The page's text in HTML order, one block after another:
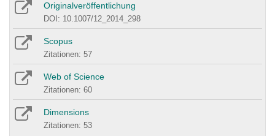
Originalveröffentlichung
DOI: 10.1007/12_2014_298
Scopus
Zitationen: 57
Web of Science
Zitationen: 60
Dimensions
Zitationen: 53